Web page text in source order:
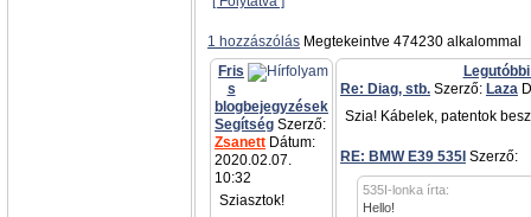
1 hozzászólás Megtekeintve 474230 alkalommal
Fris
s
blogbejegyzések
Segítség Szerző:
Zsanett Dátum:
2020.02.07.
10:32
Sziasztok!
Re: Diag, stb. Szerző: Laza
Szia! Kábelek, patentok
RE: BMW E39 535I Szerző:
535I-lonka írta:
Hello!